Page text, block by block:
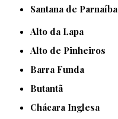
Santana de Parnaíba
Alto da Lapa
Alto de Pinheiros
Barra Funda
Butantã
Chácara Inglesa